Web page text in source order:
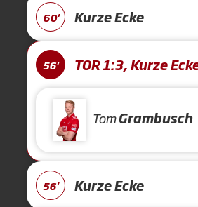
60' Kurze Ecke
56' TOR 1:3, Kurze
TomGrambusch
56' Kurze Ecke